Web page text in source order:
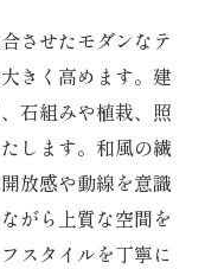
させたモダンなテ
きく高めます。建
石組みや植栽、照
します。和風の繊
放感や動線を意識
がら上質な空間を
スタイルを丁寧に